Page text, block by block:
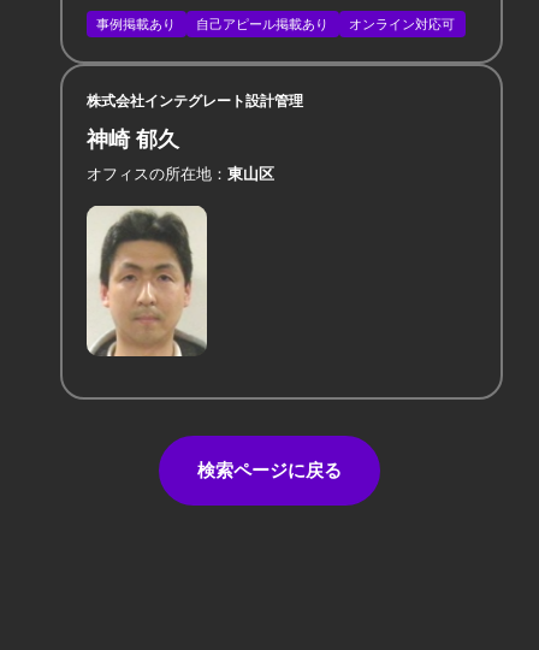
事例掲載あり 自己アピール掲載あり オンライン対応可
株式会社インテグレート設計管理
神崎 郁久
オフィスの所在地 東山区
検索ページに戻る